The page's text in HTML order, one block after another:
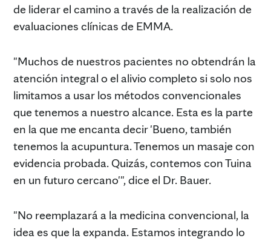
de liderar el camino a través de la realización de
evaluaciones clínicas de EMMA.
"Muchos de nuestros pacientes no obtendrán la
atención integral o el alivio completo si solo nos
limitamos a usar los métodos convencionales
que tenemos a nuestro alcance. Esta es la parte
en la que me encanta decir 'Bueno, también
tenemos la acupuntura. Tenemos un masaje con
evidencia probada. Quizás, contemos con Tuina
en un futuro cercano'", dice el Dr. Bauer.
"No reemplazará a la medicina convencional, la
idea es que la expanda. Estamos integrando lo